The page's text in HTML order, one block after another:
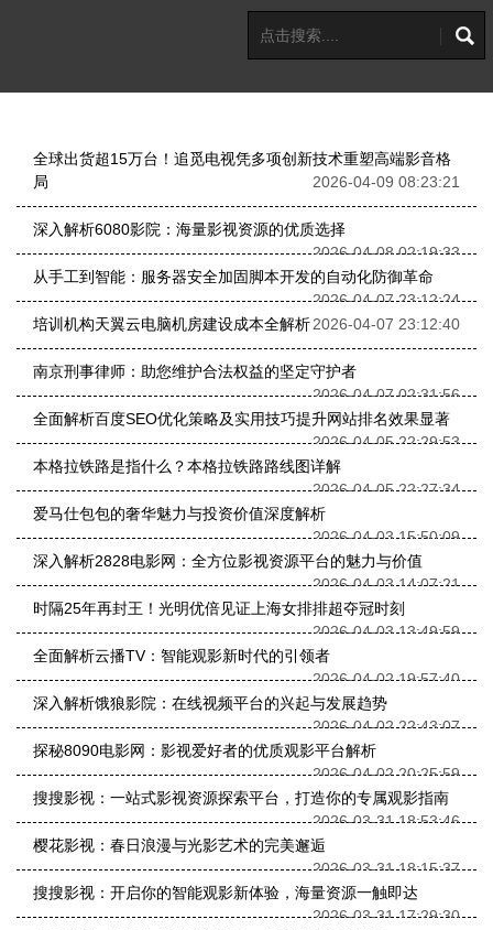
全球出货超15万台！追觅电视凭多项创新技术重塑高端影音格
局
2026-04-09 08:23:21
深入解析6080影院：海量影视资源的优质选择
2026-04-08 02:19:33
从手工到智能：服务器安全加固脚本开发的自动化防御革命
2026-04-07 23:12:24
培训机构天翼云电脑机房建设成本全解析2026-04-07 23:12:40
南京刑事律师：助您维护合法权益的坚定守护者
2026-04-07 02:31:56
全面解析百度SEO优化策略及实用技巧提升网站排名效果显著
2026-04-05 22:29:53
本格拉铁路是指什么？本格拉铁路路线图详解
2026-04-05 22:27:34
爱马仕包包的奢华魅力与投资价值深度解析
2026-04-03 15:50:09
深入解析2828电影网：全方位影视资源平台的魅力与价值
2026-04-03 14:07:21
时隔25年再封王！光明优倍见证上海女排排超夺冠时刻
2026-04-03 13:49:59
全面解析云播TV：智能观影新时代的引领者
2026-04-02 19:57:40
深入解析饿狼影院：在线视频平台的兴起与发展趋势
2026-04-02 22:43:07
探秘8090电影网：影视爱好者的优质观影平台解析
2026-04-02 20:25:59
搜搜影视：一站式影视资源探索平台，打造你的专属观影指南
2026-03-31 18:53:46
樱花影视：春日浪漫与光影艺术的完美邂逅
2026-03-31 18:15:37
搜搜影视：开启你的智能观影新体验，海量资源一触即达
2026-03-31 17:29:30